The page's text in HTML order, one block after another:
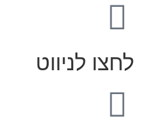
לחצו לניווט